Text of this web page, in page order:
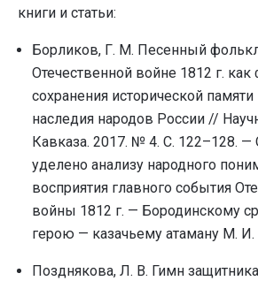
книги и статьи:
Борликов, Г. М. Песенный
Отечественной войне 1812 г.
сохранения исторической памяти
наследия народов России //
Кавказа. 2017. № 4. С. 122–128.
уделено анализу народного
восприятия главного события
войны 1812 г. — Бородинскому
герою — казачьему атаману М. И.
Позднякова, Л. В. Гимн